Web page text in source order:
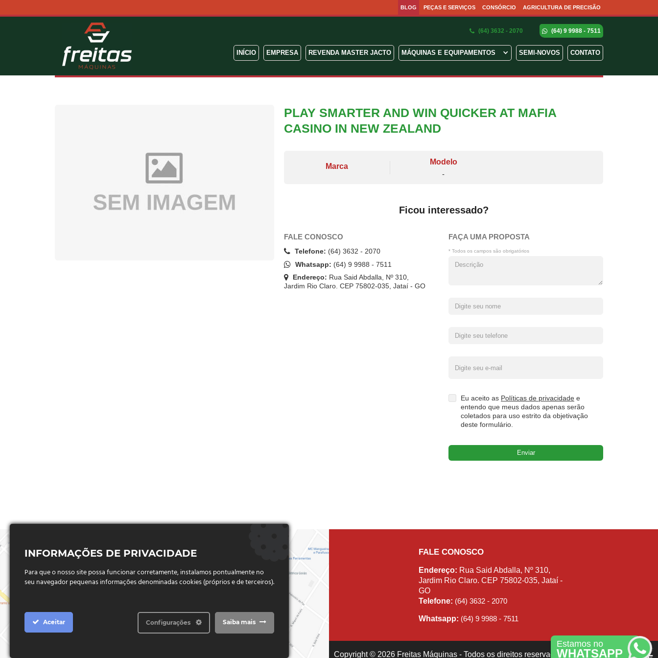
BLOG PEÇAS E SERVIÇOS CONSÓRCIO AGRICULTURA DE PRECISÃO
(64) 3632 - 2070 (64) 9 9988 - 7511
INÍCIO EMPRESA REVENDA MASTER JACTO MÁQUINAS E EQUIPAMENTOS SEMI-NOVOS CONTATO
PLAY SMARTER AND WIN QUICKER AT MAFIA
CASINO IN NEW ZEALAND
Marca
Modelo
-
Ficou interessado?
FALE CONOSCO
Telefone: (64) 3632 - 2070
Whatsapp: (64) 9 9988 - 7511
Endereço: Rua Said Abdalla, Nº 310,
Jardim Rio Claro. CEP 75802-035, Jataí - GO
FAÇA UMA PROPOSTA
* Todos os campos são obrigatórios
Eu aceito as Políticas de privacidade e
entendo que meus dados apenas serão
coletados para uso estrito da objetivação
deste formulário.
Estamos no
WHATSAPP
FALE CONOSCO
Endereço: Rua Said Abdalla, Nº 310,
Jardim Rio Claro. CEP 75802-035, Jataí -
GO
Telefone: (64) 3632 - 2070
Whatsapp: (64) 9 9988 - 7511
Copyright © 2026 Freitas Máquinas - Todos os direitos reservados
INFORMAÇÕES DE PRIVACIDADE
Para que o nosso site possa funcionar corretamente, instalamos pontualmente no
seu navegador pequenas informações denominadas cookies (próprios e de terceiros).
Aceitar Saiba mais
Configurações